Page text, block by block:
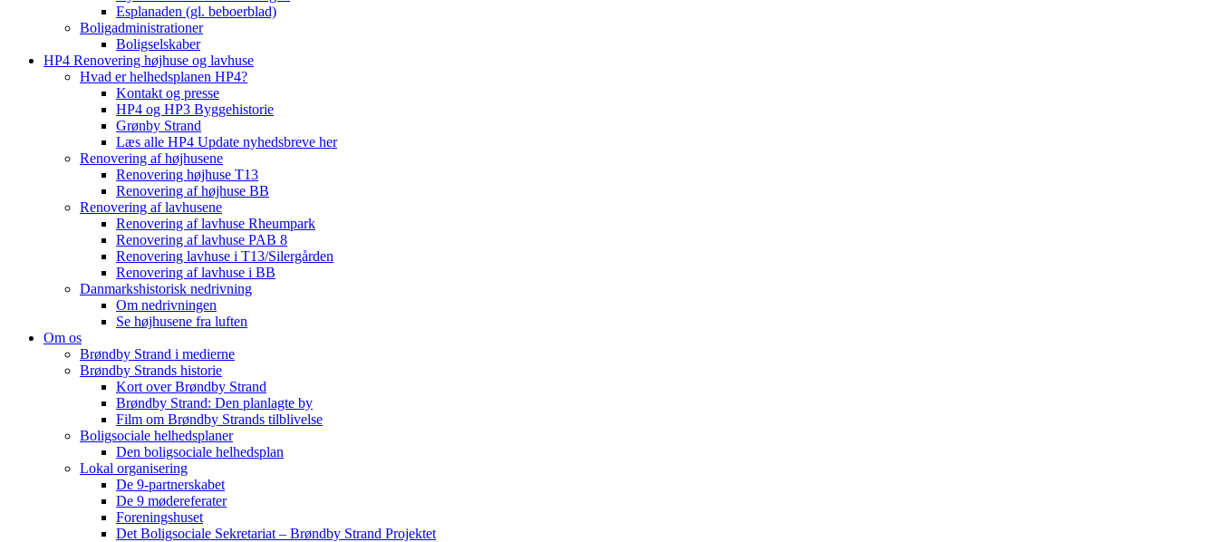
Esplanaden (gl. beboerblad)
Boligadministrationer
Boligselskaber
HP4 Renovering højhuse og lavhuse
Hvad er helhedsplanen HP4?
Kontakt og presse
HP4 og HP3 Byggehistorie
Grønby Strand
Læs alle HP4 Update nyhedsbreve her
Renovering af højhusene
Renovering højhuse T13
Renovering af højhuse BB
Renovering af lavhusene
Renovering af lavhuse Rheumpark
Renovering af lavhuse PAB 8
Renovering lavhuse i T13/Silergården
Renovering af lavhuse i BB
Danmarkshistorisk nedrivning
Om nedrivningen
Se højhusene fra luften
Om os
Brøndby Strand i medierne
Brøndby Strands historie
Kort over Brøndby Strand
Brøndby Strand: Den planlagte by
Film om Brøndby Strands tilblivelse
Boligsociale helhedsplaner
Den boligsociale helhedsplan
Lokal organisering
De 9-partnerskabet
De 9 mødereferater
Foreningshuset
Det Boligsociale Sekretariat – Brøndby Strand Projektet